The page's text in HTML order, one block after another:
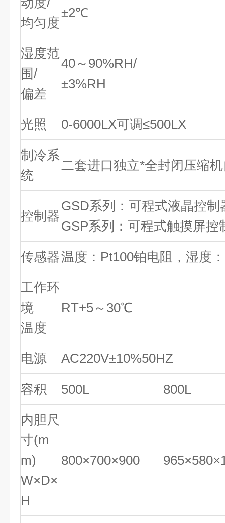
均匀度
±2℃
湿度范
围/
偏差
40～90%RH/
±3%RH
光照 0-6000LX可调≤500LX
制冷系
统
二套进口独立*全封闭压缩
控制器
GSD系列：可程式液晶控制
GSP系列：可程式触摸屏控
传感器温度：Pt100铂电阻，湿度
工作环
境
温度
RT+5～30℃
电源 AC220V±10%50HZ
容积 500L 800L
内胆尺
寸(m
m)
W×D×
H
800×700×900